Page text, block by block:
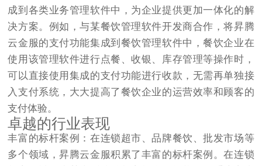
成到各类业务管理软件中，为企业提供更加一体化的解
决方案。例如，与某餐饮管理软件开发商合作，将昇腾
云金服的支付功能集成到餐饮管理软件中，餐饮企业在
使用该管理软件进行点餐、收银、库存管理等操作时，
可以直接使用集成的支付功能进行收款，无需再单独接
入支付系统，大大提高了餐饮企业的运营效率和顾客的
支付体验。​
卓越的行业表现​
丰富的标杆案例：在连锁超市、品牌餐饮、批发市场等
多个领域，昇腾云金服积累了丰富的标杆案例。在连锁